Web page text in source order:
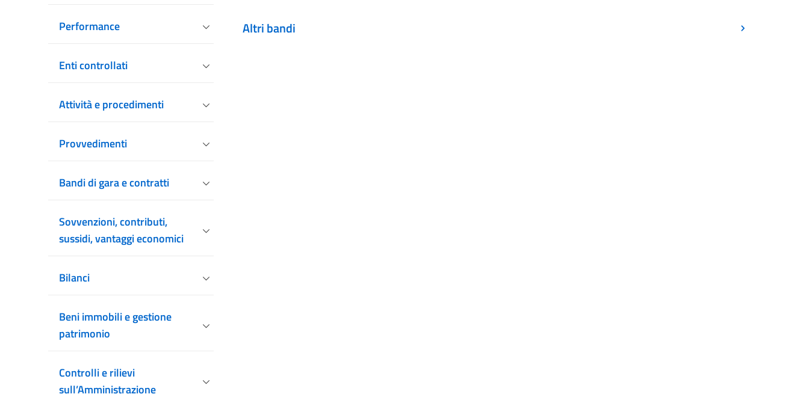
Performance
Enti controllati
Attività e procedimenti
Provvedimenti
Bandi di gara e contratti
Sovvenzioni, contributi,
sussidi, vantaggi economici
Bilanci
Beni immobili e gestione
patrimonio
Controlli e rilievi
sull’Amministrazione
Altri bandi